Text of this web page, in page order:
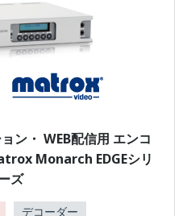
ン・ WEB配信用 エンコ
Monarch EDGEシリ
ズ
デコーダー